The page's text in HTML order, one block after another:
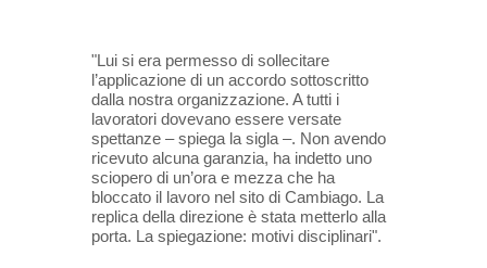
"Lui si era permesso di sollecitare
l’applicazione di un accordo sottoscritto
dalla nostra organizzazione. A tutti i
lavoratori dovevano essere versate
spettanze – spiega la sigla –. Non avendo
ricevuto alcuna garanzia, ha indetto uno
sciopero di un’ora e mezza che ha
bloccato il lavoro nel sito di Cambiago. La
replica della direzione è stata metterlo alla
porta. La spiegazione: motivi disciplinari".